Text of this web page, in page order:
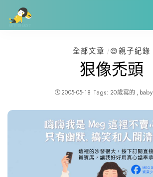
全部文章 😌親子紀錄
狠像禿頭
2005-05-18 Tags: 20歲寫的 baby